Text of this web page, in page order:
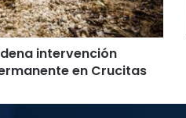
intervención
en Crucitas